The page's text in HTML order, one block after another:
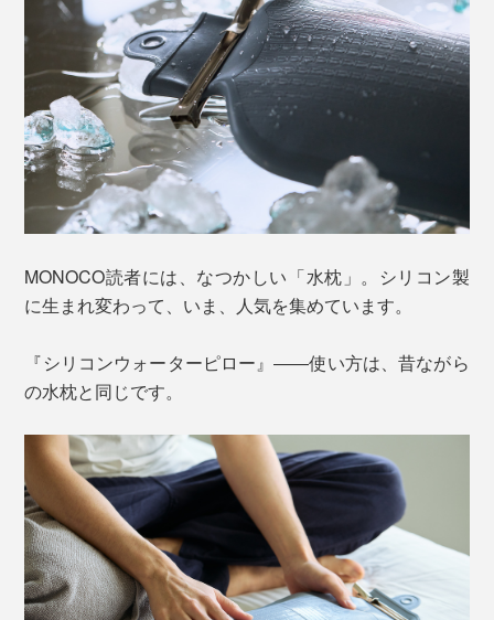
MONOCO読者には、なつかしい「水枕」。シリコン製
に生まれ変わって、いま、人気を集めています。
『シリコンウォーターピロー』――使い方は、昔ながら
の水枕と同じです。